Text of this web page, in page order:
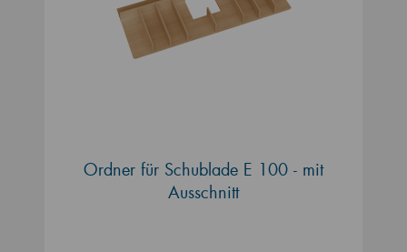
Ordner für Schublade E 100 - mit
Ausschnitt